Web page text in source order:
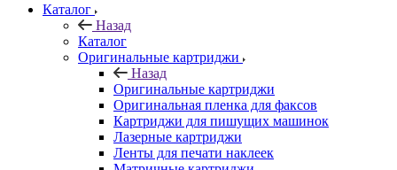
Каталог
Назад
Каталог
Оригинальные картриджи
Назад
Оригинальные картриджи
Оригинальная пленка для факсов
Картриджи для пишущих машинок
Лазерные картриджи
Ленты для печати наклеек